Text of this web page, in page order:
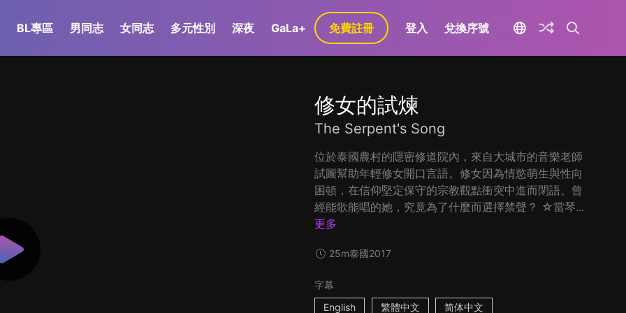
BL專區 男同志 女同志 多元性別 深夜 GaLa+ 免費註冊 登入 兌換序號
修女的試煉
The Serpent's Song
位於泰國農村的隱密修道院內，來自大城市的音樂老師
試圖幫助年輕修女開口言語。修女因為情慾萌生與性向
困頓，在信仰堅定保守的宗教觀點衝突中進而閉語。曾
經能歌能唱的她，究竟為了什麼而選擇禁聲？ ☆當琴...
更多
25m泰國2017
字幕
English
繁體中文 简体中文